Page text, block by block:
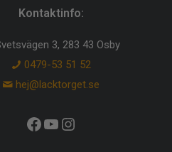
Kontaktinfo:
3, 283 43 Osby
0479-53 51 52
hej@lacktorget.se
Facebook
YouTube
Instagram